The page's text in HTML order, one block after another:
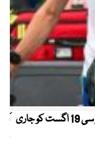
کیریبین پریمیئر لیگ ، قومی کرکٹرز کو این او سی 19 اگست کو جاری